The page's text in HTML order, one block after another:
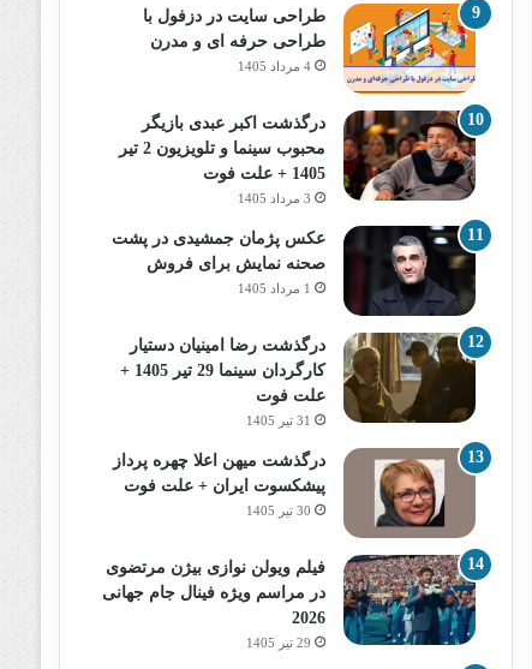
طراحی سایت در دزفول با
طراحی حرفه‌ ای و مدرن
4 مرداد 1405
درگذشت اکبر عبدی بازیگر
محبوب سینما و تلویزیون 2 تیر
1405 + علت فوت
3 مرداد 1405
عکس پژمان جمشیدی در پشت
صحنه نمایش برای فروش
1 مرداد 1405
درگذشت رضا امینیان دستیار
کارگردان سینما 29 تیر 1405 +
علت فوت
31 تیر 1405
درگذشت میهن اعلا چهره پرداز
پیشکسوت ایران + علت فوت
30 تیر 1405
فیلم ویولن نوازی بیژن مرتضوی
در مراسم ویژه فینال جام جهانی
2026
29 تیر 1405